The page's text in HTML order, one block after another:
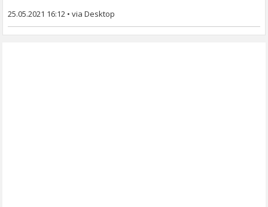
25.05.2021 16:12 •